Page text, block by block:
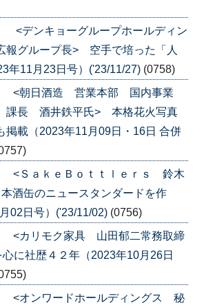
<デンキョーグループホールディン
グループ長> 空手で培った「人
年11月23日号）('23/11/27) (0758)
】 <朝日酒造 営業本部 国内事業
長 酒井鉄平氏> 本格花火写真
掲載（2023年11月09日・16日 合併
<ＳａｋｅＢｏｔｔｌｅｒｓ 鈴木
酒缶のニュースタンダードを作
02日号）('23/11/02) (0756)
<カリモク家具 山田郁二常務取締
に社歴４２年（2023年10月26日
<オンワードホールディングス 秘